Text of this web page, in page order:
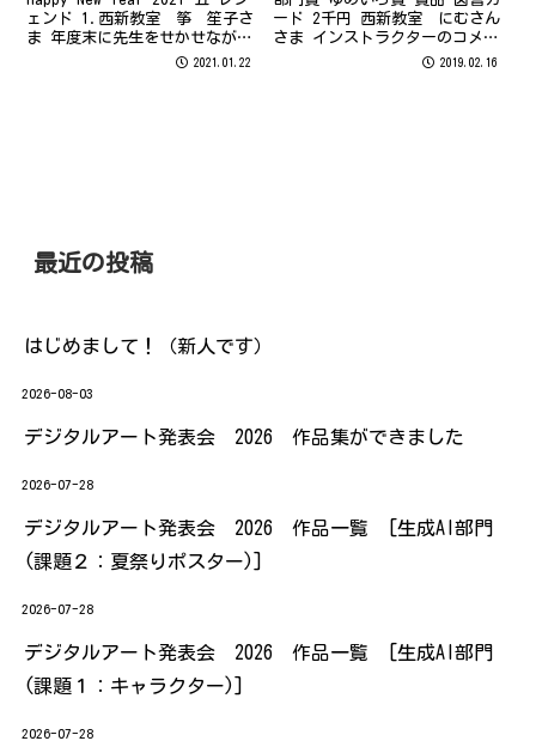
ェンド 1.西新教室 筝 笙子さ
ま 年度末に先生をせかせながら
指導してもらい作成しました。
2021.01.22
ード 2千円 西新教室 にむさん
さま インストラクターのコメン
ト にむさん、ゆめいろ賞おめで
2019.02.16
最近の投稿
はじめまして！（新人です）
2026-08-03
デジタルアート発表会 2026 作品集ができました
2026-07-28
デジタルアート発表会 2026 作品一覧 [生成AI部門
(課題２：夏祭りポスター)]
2026-07-28
デジタルアート発表会 2026 作品一覧 [生成AI部門
(課題１：キャラクター)]
2026-07-28